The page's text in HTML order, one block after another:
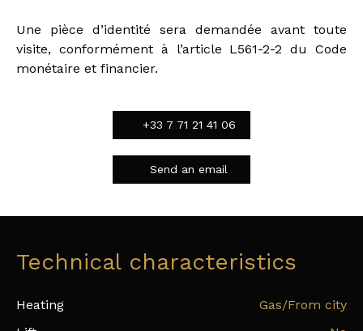
Une pièce d’identité sera demandée avant toute
visite, conformément à l’article L561-2-2 du Code
monétaire et financier.
+33 7 71 21 41 06
Send an email
Technical characteristics
Heating
Gas/From city